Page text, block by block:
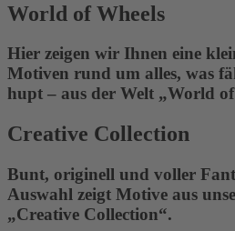
World of Wheels
Hier zeigen wir Ihnen eine
Motiven rund um alles, was
hupt – aus der Welt „World of
Creative Collection
Bunt, originell und voller
Auswahl zeigt Motive aus
„Creative Collection“.